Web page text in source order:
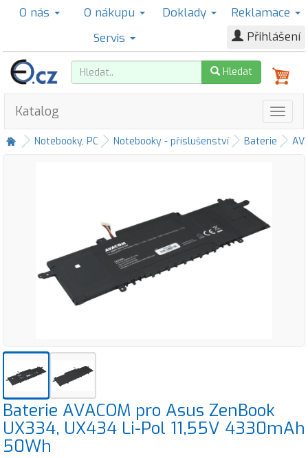
O nás O nákupu Doklady
Reklamace
Servis
Přihlášení
Hledat
Katalog
Notebooky, PC Notebooky - příslušenství Baterie
Baterie AVACOM pro Asus ZenBook
UX334, UX434 Li-Pol 11,55V 4330mAh
50Wh